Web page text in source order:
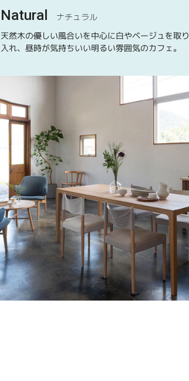
Natural ナチュラル
天然木の優しい風合いを中心に白やベージュを取り
入れ、昼時が気持ちいい明るい雰囲気のカフェ。